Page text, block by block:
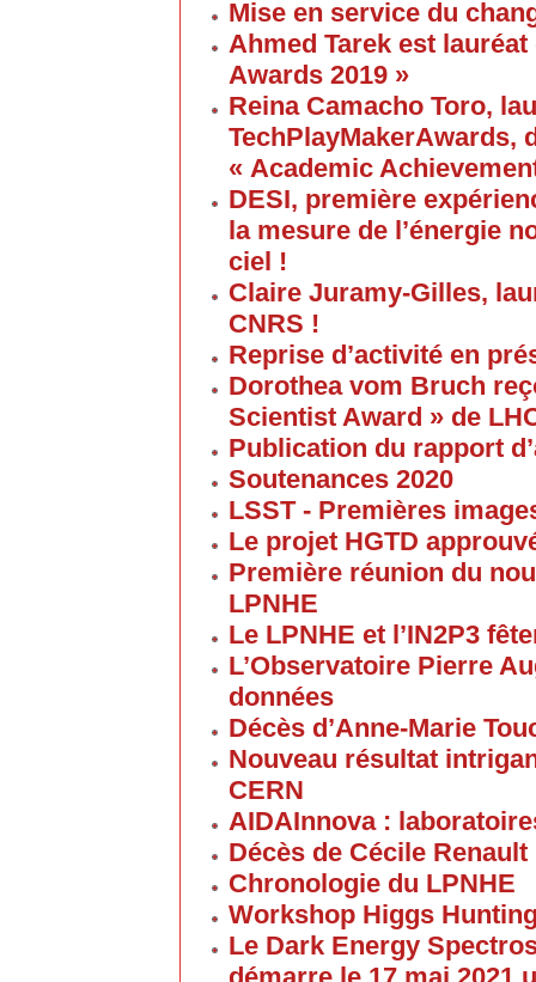
Mise en service du
Ahmed Tarek est
Awards 2019 »
Reina Camacho Toro,
TechPlayMakerAwards,
« Academic
DESI, première
la mesure de l’énergie
ciel !
Claire Juramy-Gilles,
CNRS !
Reprise d’activité en
Dorothea vom Bruch
Scientist Award » de
Publication du rapport
Soutenances 2020
LSST - Premières
Le projet HGTD
Première réunion du
LPNHE
Le LPNHE et l’IN2P3
L’Observatoire Pierre
données
Décès d’Anne-Marie
Nouveau résultat
CERN
AIDAInnova :
Décès de Cécile Renault
Chronologie du LPNHE
Workshop Higgs
Le Dark Energy